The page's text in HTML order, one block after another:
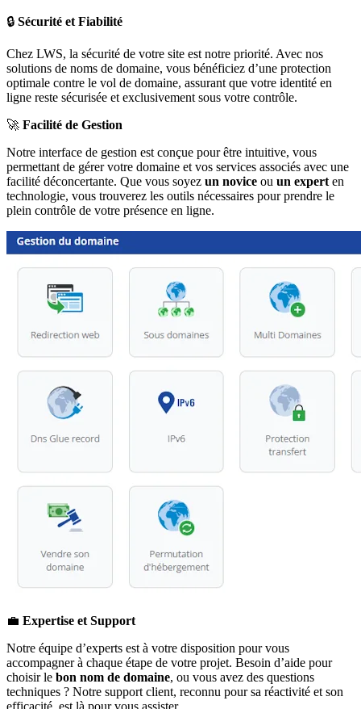
🔒 Sécurité et Fiabilité
Chez LWS, la sécurité de votre site est notre priorité. Avec nos
solutions de noms de domaine, vous bénéficiez d’une protection
optimale contre le vol de domaine, assurant que votre identité en
ligne reste sécurisée et exclusivement sous votre contrôle.
🚀 Facilité de Gestion
Notre interface de gestion est conçue pour être intuitive, vous
permettant de gérer votre domaine et vos services associés avec une
facilité déconcertante. Que vous soyez un novice ou un expert en
technologie, vous trouverez les outils nécessaires pour prendre le
plein contrôle de votre présence en ligne.
💼 Expertise et Support
Notre équipe d’experts est à votre disposition pour vous
accompagner à chaque étape de votre projet. Besoin d’aide pour
choisir le bon nom de domaine, ou vous avez des questions
techniques ? Notre support client, reconnu pour sa réactivité et son